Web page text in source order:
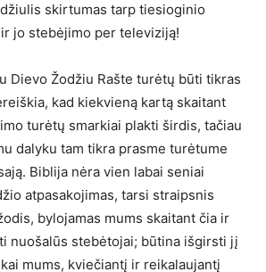
skirtumas tarp tiesioginio
jo stebėjimo per televiziją!
Dievo Žodžiu Rašte turėtų būti tikras
kad kiekvieną kartą skaitant
turėtų smarkiai plakti širdis, tačiau
dalyku tam tikra prasme turėtume
Biblija nėra vien labai seniai
atpasakojimas, tarsi straipsnis
bylojamas mums skaitant čia ir
nuošalūs stebėtojai; būtina išgirsti jį
mums, kviečiantį ir reikalaujantį